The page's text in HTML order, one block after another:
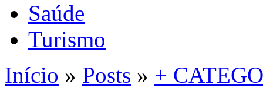
Saúde
Turismo
Início » Posts » +